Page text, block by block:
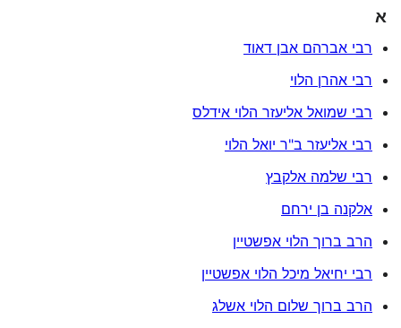
א
רבי אברהם אבן דאוד
רבי אהרן הלוי
רבי שמואל אליעזר הלוי אידלס
רבי אליעזר ב"ר יואל הלוי
רבי שלמה אלקבץ
אלקנה בן ירחם
הרב ברוך הלוי אפשטיין
רבי יחיאל מיכל הלוי אפשטיין
הרב ברוך שלום הלוי אשלג